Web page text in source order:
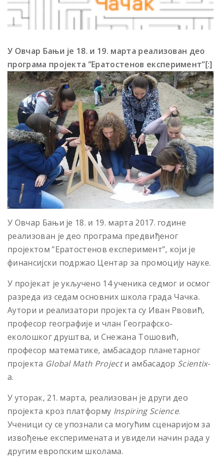
У Овчар Бањи је 18. и 19. марта реализован део
програма пројекта ”Ератостенов експеримент”[:]
У Овчар Бањи је 18. и 19. марта 2017. године
реализован је део програма предвиђеног
пројектом ”Ератостенов експеримент”, који је
финансијски подржао Центар за промоцију науке.
У пројекат је укључено 14 ученика седмог и осмог
разреда из седам основних школа града Чачка.
Аутори и реализатори пројекта су Иван Рвовић,
професор географије и члан Географско-
еколошког друштва, и Снежана Тошовић,
професор математике, амбасадор планетарног
пројекта Global Math Projectи амбасадор Scientix-
а.
У уторак, 21. марта, реализован је други део
пројекта кроз платформу Inspiring Science.
Ученици су се упознали са могућим сценаријом за
извођење експеримената и увидели начин рада у
другим европским школама.